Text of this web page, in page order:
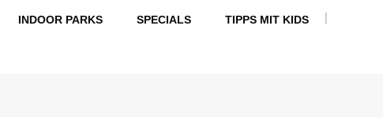
INDOOR PARKS SPECIALS TIPPS MIT KIDS